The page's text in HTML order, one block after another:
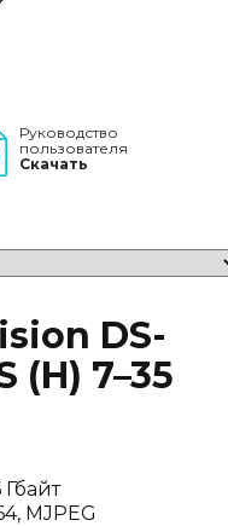
Руководство
пользователя
Скачать
DS-
(H) 7–35
MJPEG